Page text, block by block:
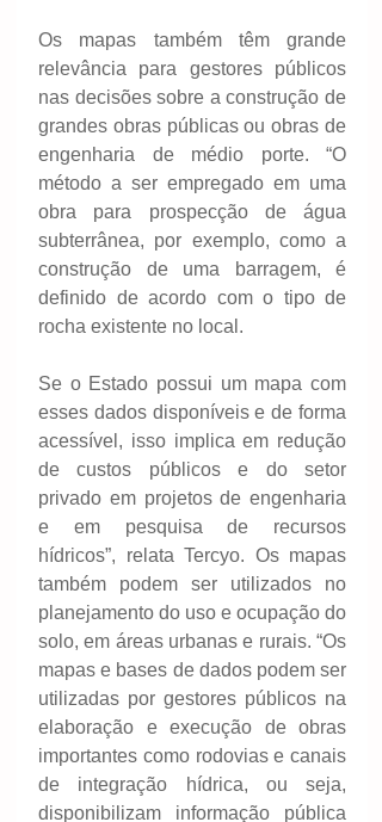
Os mapas também têm grande
relevância para gestores públicos
nas decisões sobre a construção de
grandes obras públicas ou obras de
engenharia de médio porte. “O
método a ser empregado em uma
obra para prospecção de água
subterrânea, por exemplo, como a
construção de uma barragem, é
definido de acordo com o tipo de
rocha existente no local.
Se o Estado possui um mapa com
esses dados disponíveis e de forma
acessível, isso implica em redução
de custos públicos e do setor
privado em projetos de engenharia
e em pesquisa de recursos
hídricos”, relata Tercyo. Os mapas
também podem ser utilizados no
planejamento do uso e ocupação do
solo, em áreas urbanas e rurais. “Os
mapas e bases de dados podem ser
utilizadas por gestores públicos na
elaboração e execução de obras
importantes como rodovias e canais
de integração hídrica, ou seja,
disponibilizam informação pública